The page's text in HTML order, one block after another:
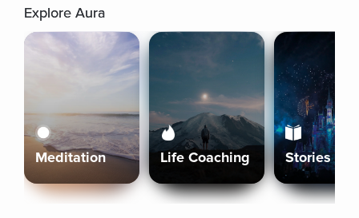
Explore Aura
Meditation Life Coaching Stories